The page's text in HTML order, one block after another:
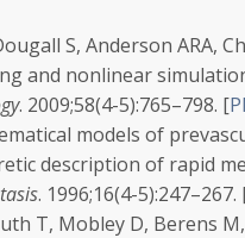
S, Anderson ARA,
and nonlinear
. 2009;58(4-5):765–798. [
models of
description of rapid
. 1996;16(4-5):247–267.
T, Mobley D, Berens